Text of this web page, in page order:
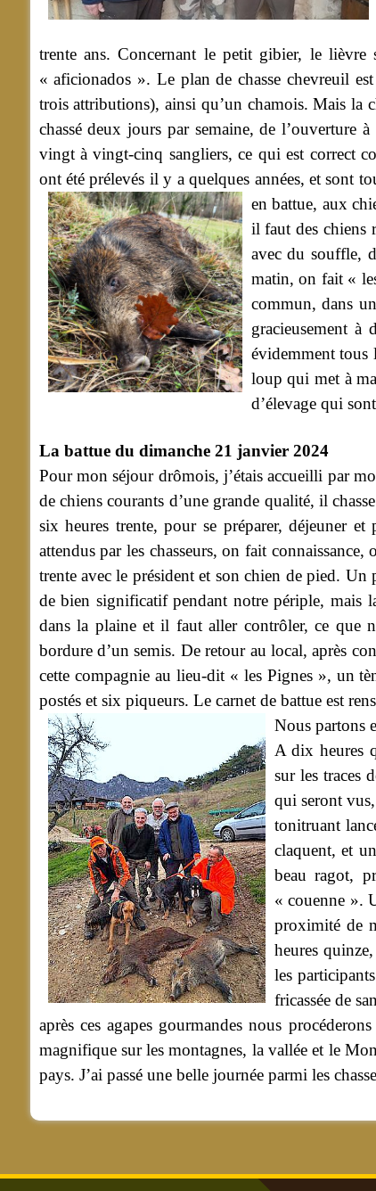
trente ans. Concernant le petit gibier, le lièvre
« aficionados ». Le plan de chasse chevreuil
trois attributions), ainsi qu’un chamois. Mais la
chassé deux jours par semaine, de
vingt à vingt-cinq sangliers, ce qui est correct
ont été prélevés il y a quelques années, et sont
en battue, aux
il faut des chiens
avec du souffle,
matin, on fait «
commun, dans
gracieusement à
évidemment tous
loup qui met à
d’élevage qui
La battue du dimanche 21 janvier 2024
Pour mon séjour drômois, j’étais accueilli par
de chiens courants d’une grande qualité, il
six heures trente, pour se préparer, déjeuner
attendus par les chasseurs, on fait
trente avec le président et son chien de pied.
de bien significatif pendant notre périple, mais
dans la plaine et il faut aller contrôler, ce que
bordure d’un semis. De retour au local, après
cette compagnie au lieu-dit « les Pignes », un
postés et six piqueurs. Le carnet de battue est
Nous partons
A dix heures
sur les traces
qui seront
tonitruant
claquent, et
beau ragot,
« couenne ».
proximité de
heures
les
fricassée de
après ces agapes gourmandes nous
magnifique sur les montagnes, la vallée et le
pays. J’ai passé une belle journée parmi les